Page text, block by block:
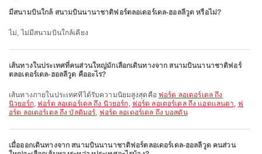
มีสนามบินใกล้ สนามบินนานาชาติฟอร์ตลอเดอร์เดล-ฮอลลีวูด หรือไม่?
ไม่, ไม่มีสนามบินใกล้เคียง
เส้นทางในประเทศที่คนส่วนใหญ่มักเลือกเดินทางจาก สนามบินนานาชาติฟอร์
ตลอเดอร์เดล-ฮอลลีวูด คืออะไร?
เส้นทางภายในประเทศที่ได้รับความนิยมสูงสุดคือฟอร์ต ลอเดอร์เดล ถึง
นิวยอร์ก,ฟอร์ต ลอเดอร์เดล ถึง นิวยอร์ก, ฟอร์ต ลอเดอร์เดล ถึง แอตแลนตา, ฟ
อร์ต ลอเดอร์เดล ถึง บัลติมอร์, ฟอร์ต ลอเดอร์เดล ถึง บอสตัน
เมื่อออกเดินทางจาก สนามบินนานาชาติฟอร์ตลอเดอร์เดล-ฮอลลีวูด คนส่วน